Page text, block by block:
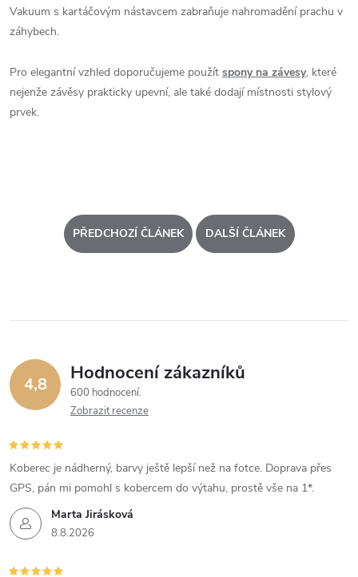
Vakuum s kartáčovým nástavcem zabraňuje nahromadění prachu v
záhybech.
Pro elegantní vzhled doporučujeme použít spony na závesy, které
nejenže závěsy prakticky upevní, ale také dodají místnosti stylový
prvek.
PŘEDCHOZÍ ČLÁNEK DALŠÍ ČLÁNEK
4,8 Hodnocení zákazníků
600 hodnocení
Zobrazit recenze
Marta Jirásková
8.8.2026
Koberec je nádherný, barvy ještě lepší než na fotce. Doprava přes
GPS, pán mi pomohl s kobercem do výtahu, prostě vše na 1*.